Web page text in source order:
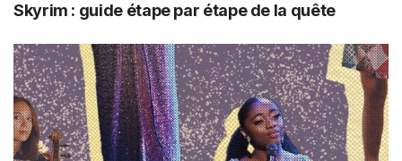
Skyrim : guide étape par étape de la quête